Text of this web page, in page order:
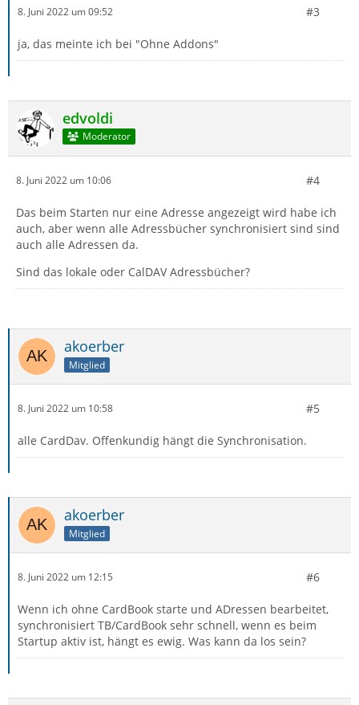
8. Juni 2022 um 09:52 #3
ja, das meinte ich bei "Ohne Addons"
edvoldi
Moderator
8. Juni 2022 um 10:06 #4
Das beim Starten nur eine Adresse angezeigt wird habe ich
auch, aber wenn alle Adressbücher synchronisiert sind sind
auch alle Adressen da.
Sind das lokale oder CalDAV Adressbücher?
akoerber
Mitglied
8. Juni 2022 um 10:58 #5
alle CardDav. Offenkundig hängt die Synchronisation.
akoerber
Mitglied
8. Juni 2022 um 12:15 #6
Wenn ich ohne CardBook starte und ADressen bearbeitet,
synchronisiert TB/CardBook sehr schnell, wenn es beim
Startup aktiv ist, hängt es ewig. Was kann da los sein?